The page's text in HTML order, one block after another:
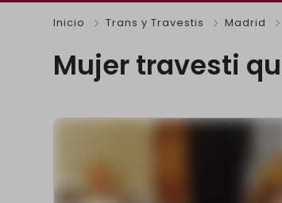
Inicio Trans y Travestis Madrid
Mujer travesti